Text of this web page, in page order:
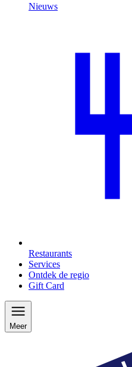
Nieuws
Restaurants
Services
Ontdek de regio
Gift Card
Meer